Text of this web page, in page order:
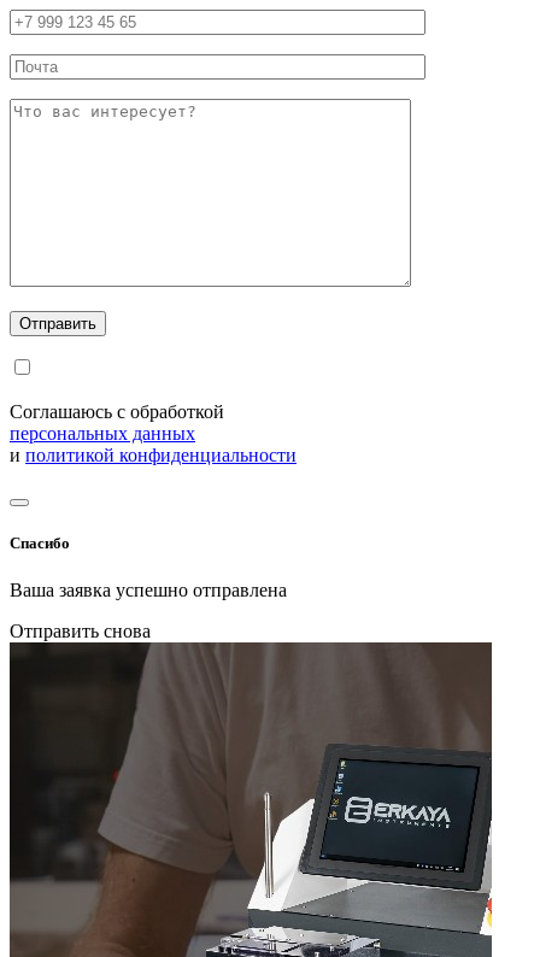
Соглашаюсь с обработкой
персональных данных
и политикой конфиденциальности
Спасибо
Ваша заявка успешно отправлена
Отправить снова